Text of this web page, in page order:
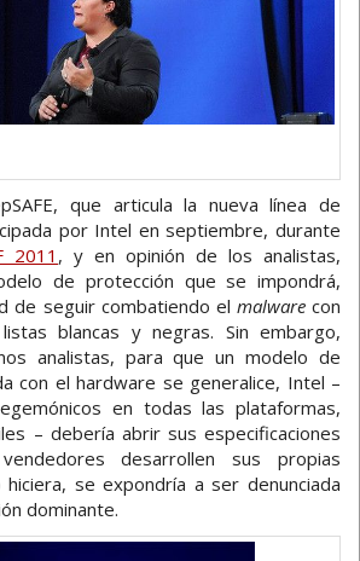
que articula la nueva línea de
por Intel en septiembre, durante
2011 , y en opinión de los analistas,
de protección que se impondrá,
de seguir combatiendo el malwarecon
blancas y negras. Sin embargo,
analistas, para que un modelo de
con el hardware se generalice, Intel –
en todas las plataformas,
– debería abrir sus especificaciones
desarrollen sus propias
hiciera, se expondría a ser denunciada
dominante.